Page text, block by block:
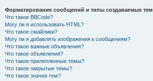
Форматирование сообщений и типы создаваемых тем
Что такое BBCode?
Могу ли я использовать HTML?
Что такое смайлики?
Могу ли я добавлять изображения к сообщениям?
Что такое важные объявления?
Что такое объявления?
Что такое прилепленные темы?
Что такое закрытые темы?
Что такое значки тем?